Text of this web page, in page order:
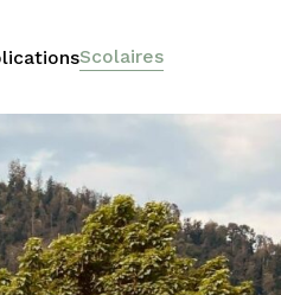
Scolaires